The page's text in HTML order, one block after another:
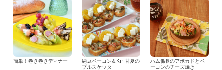
簡単！巻き巻きディナー
納豆ベーコン＆Kiri甘夏の
ブルスケッタ
ハム係長のアボカドとベ
ーコンのチーズ焼き